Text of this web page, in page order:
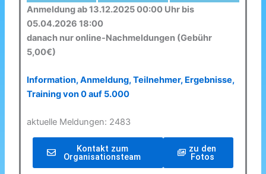
Anmeldung ab 13.12.2025 00:00 Uhr bis
05.04.2026 18:00
danach nur online-Nachmeldungen (Gebühr
5,00€)
Information, Anmeldung, Teilnehmer, Ergebnisse,
Training von 0 auf 5.000
aktuelle Meldungen: 2483
Kontakt zum
Organisationsteam
zu den
Fotos